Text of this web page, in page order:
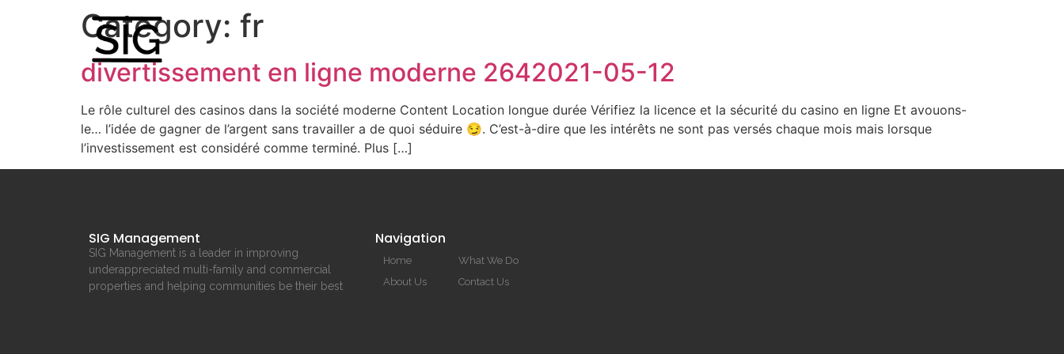
Category: fr
divertissement en ligne moderne 2642021-05-12
Le rôle culturel des casinos dans la société moderne Content Location longue durée Vérifiez la licence et la sécurité du casino en ligne Et avouons-
le… l’idée de gagner de l’argent sans travailler a de quoi séduire 😏. C’est-à-dire que les intérêts ne sont pas versés chaque mois mais lorsque
l’investissement est considéré comme terminé. Plus […]
SIG Management
SIG Management is a leader in improving
underappreciated multi-family and commercial
properties and helping communities be their best
Navigation
Home
About Us
What We Do
Contact Us